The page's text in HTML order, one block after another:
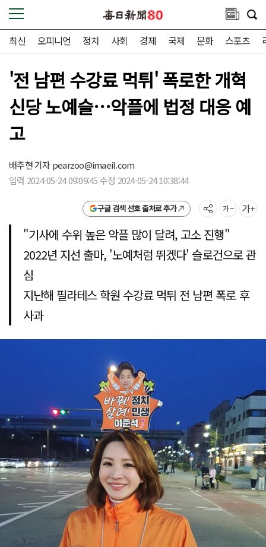
최신 오피니언 정치 사회 경제 국제 문화 스포츠
'전 남편 수강료 먹튀' 폭로한 개혁
신당 노예슬…악플에 법정 대응 예
고
배주현 기자pearzoo@imaeil.com
입력 2024-05-24 09:09:45 수정 2024-05-24 10:38:44
구글 검색 선호 출처로 추가
"기사에 수위 높은 악플 많이 달려, 고소 진행"
2022년 지선 출마, '노예처럼 뛰겠다' 슬로건으로 관
심
지난해 필라테스 학원 수강료 먹튀 전 남편 폭로 후
사과